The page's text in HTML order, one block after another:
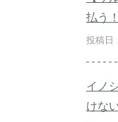
払う
投稿日
イノ
けな